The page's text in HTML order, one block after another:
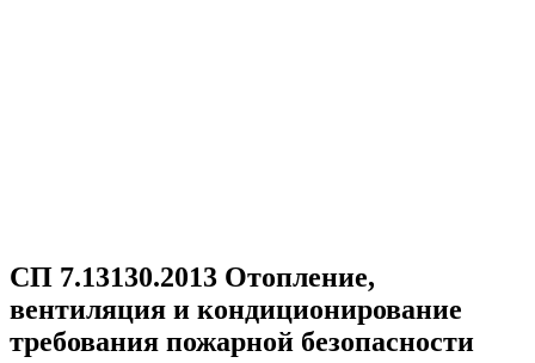
СП 7.13130.2013 Отопление,
вентиляция и кондиционирование
требования пожарной безопасности